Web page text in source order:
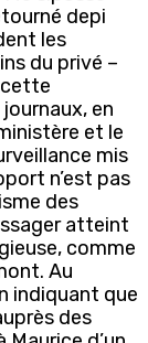
depi
les
du privé –
cette
en
et le
mis
n’est pas
des
atteint
comme
Au
indiquant que
des